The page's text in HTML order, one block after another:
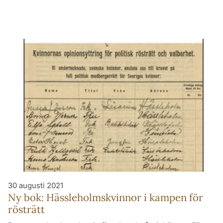
30 augusti 2021
Ny bok: Hässleholmskvinnor i kampen för
rösträtt